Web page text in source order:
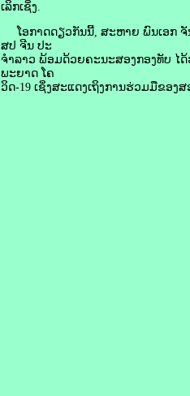
ເລິກເຊິ່ງ.
ໂອກາດດຽວກັນນີ້, ສະຫາຍ ພົນເອກ ຈັ
ສປ ຈີນ ປະ
ຈຳລາວ ພ້ອມດ້ວຍຄະນະສອງກອງທັບ ໄ
ພະຍາດ ໂຄ
ວິດ-19 ເຊິ່ງສະແດງເຖິງການຮ່ວມມືຂອງ